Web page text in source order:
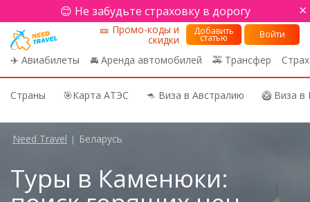
😊 Не забудьте страховку в дорогу ×
✈️ Авиабилеты 🚘 Аренда автомобилей 🚕 Трансфер
🎫 Промо-коды и
скидки
Добавить
статью Войти
Страны 🎯Карта АТЭС 🦘 Виза в Австралию 🥝 Виза
Need Travel | Беларусь
Туры в Каменюки: